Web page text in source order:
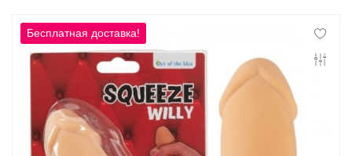
Конфиденциальность
Гарантии и возврат
Беспроцентная рассрочка